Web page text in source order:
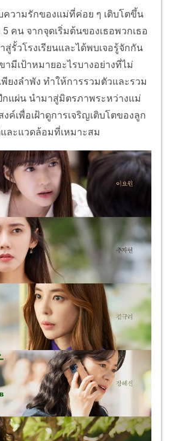
ความรักของแม่ที่ค่อย ๆ เติบโตขึ้น
คน จากจุดเริ่มต้นของเธอพวกเธอ
รั้วโรงเรียนและได้พบเจอรู้จักกัน
ามีเป้าหมายอะไรบางอย่างที่ไม่
ยงลำพัง ทำให้การรวมตัวและรวม
แผ่น นำมาสู่มิตรภาพระหว่างแม่
ค์เพื่อเฝ้าดูการเจริญเติบโตของลูก
ละแวดล้อมที่เหมาะสม